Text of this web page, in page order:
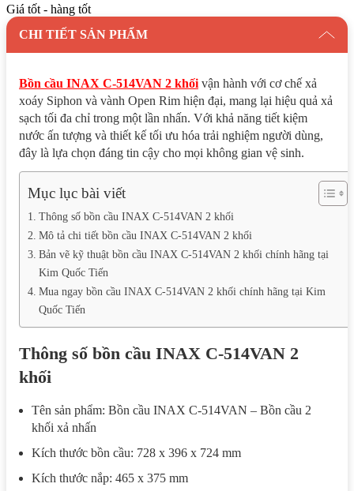
Giá tốt - hàng tốt
CHI TIẾT SẢN PHẨM
Bồn cầu INAX C-514VAN 2 khối vận hành với cơ chế xả
xoáy Siphon và vành Open Rim hiện đại, mang lại hiệu quả xả
sạch tối đa chỉ trong một lần nhấn. Với khả năng tiết kiệm
nước ấn tượng và thiết kế tối ưu hóa trải nghiệm người dùng,
đây là lựa chọn đáng tin cậy cho mọi không gian vệ sinh.
Mục lục bài viết
Thông số bồn cầu INAX C-514VAN 2 khối
Mô tả chi tiết bồn cầu INAX C-514VAN 2 khối
Bản vẽ kỹ thuật bồn cầu INAX C-514VAN 2 khối chính hãng tại
Kim Quốc Tiến
Mua ngay bồn cầu INAX C-514VAN 2 khối chính hãng tại Kim
Quốc Tiến
Thông số bồn cầu INAX C-514VAN 2
khối
Tên sản phẩm: Bồn cầu INAX C-514VAN – Bồn cầu 2
khối xả nhấn
Kích thước bồn cầu: 728 x 396 x 724 mm
Kích thước nắp: 465 x 375 mm